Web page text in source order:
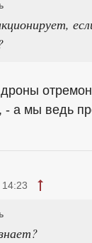
а мы ведь